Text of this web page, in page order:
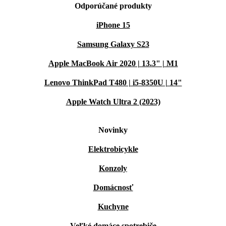
Odporúčané produkty
iPhone 15
Samsung Galaxy S23
Apple MacBook Air 2020 | 13.3" | M1
Lenovo ThinkPad T480 | i5-8350U | 14"
Apple Watch Ultra 2 (2023)
Novinky
Elektrobicykle
Konzoly
Domácnosť
Kuchyne